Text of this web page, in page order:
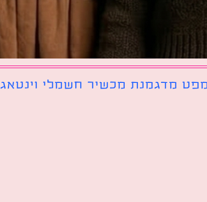
מדגמנת מכשיר חשמלי וינטאג